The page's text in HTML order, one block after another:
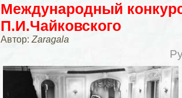
Международный
П.И.Чайковского
Автор: Zaragala